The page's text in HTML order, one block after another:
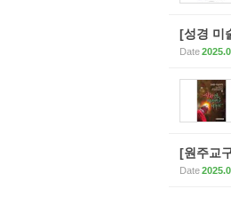
[성경 미
Date
[원주교
Date